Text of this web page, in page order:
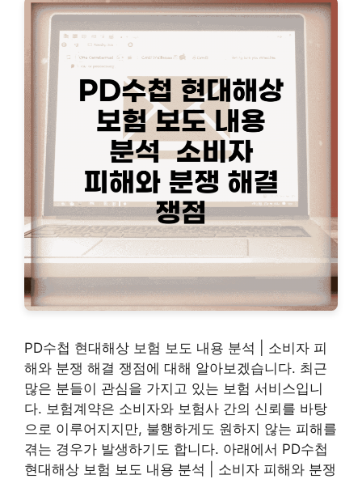
PD수첩 현대해상 보험 보도 내용 분석 | 소비자 피
해와 분쟁 해결 쟁점에 대해 알아보겠습니다. 최근
많은 분들이 관심을 가지고 있는 보험 서비스입니
다. 보험계약은 소비자와 보험사 간의 신뢰를 바탕
으로 이루어지지만, 불행하게도 원하지 않는 피해를
겪는 경우가 발생하기도 합니다. 아래에서 PD수첩
현대해상 보험 보도 내용 분석 | 소비자 피해와 분쟁